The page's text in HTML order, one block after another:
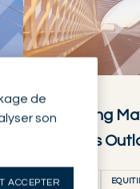
EQUITIES
Emerging
Equities
EQUITIES
de
son
ACCEPTER